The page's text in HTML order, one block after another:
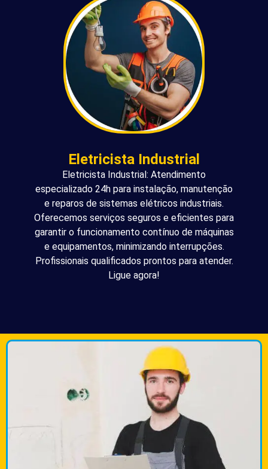
Eletricista Industrial
Eletricista Industrial: Atendimento
especializado 24h para instalação, manutenção
e reparos de sistemas elétricos industriais.
Oferecemos serviços seguros e eficientes para
garantir o funcionamento contínuo de máquinas
e equipamentos, minimizando interrupções.
Profissionais qualificados prontos para atender.
Ligue agora!